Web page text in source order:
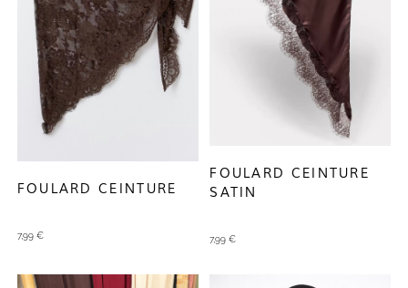
FOULARD CEINTURE
7,99 €
FOULARD CEINTURE
SATIN
7,99€